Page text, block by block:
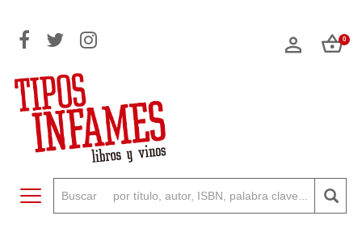
0
Toggle navigation